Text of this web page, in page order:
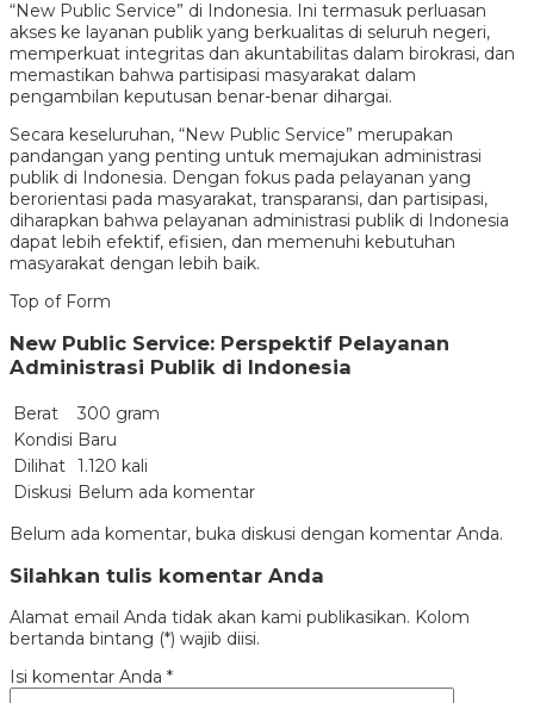
“New Public Service” di Indonesia. Ini termasuk perluasan
akses ke layanan publik yang berkualitas di seluruh negeri,
memperkuat integritas dan akuntabilitas dalam birokrasi, dan
memastikan bahwa partisipasi masyarakat dalam
pengambilan keputusan benar-benar dihargai.
Secara keseluruhan, “New Public Service” merupakan
pandangan yang penting untuk memajukan administrasi
publik di Indonesia. Dengan fokus pada pelayanan yang
berorientasi pada masyarakat, transparansi, dan partisipasi,
diharapkan bahwa pelayanan administrasi publik di Indonesia
dapat lebih efektif, efisien, dan memenuhi kebutuhan
masyarakat dengan lebih baik.
Top of Form
New Public Service: Perspektif Pelayanan
Administrasi Publik di Indonesia
Berat
300 gram
Kondisi Baru
Dilihat 1.120 kali
Diskusi Belum ada komentar
Belum ada komentar, buka diskusi dengan komentar Anda.
Silahkan tulis komentar Anda
Alamat email Anda tidak akan kami publikasikan. Kolom
bertanda bintang (*) wajib diisi.
Isi komentar Anda *